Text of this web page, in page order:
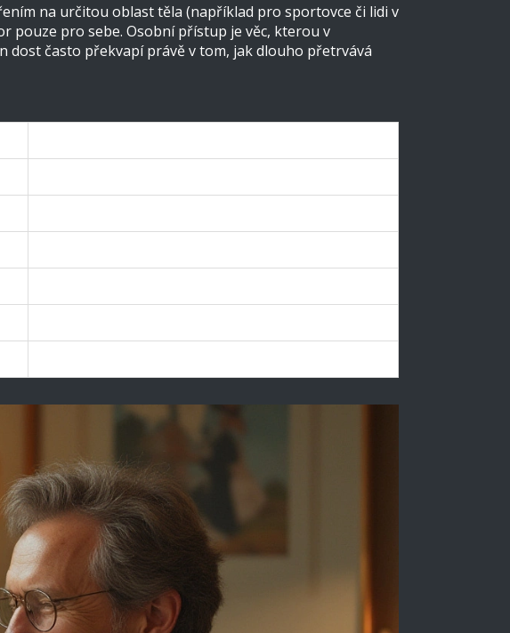
na určitou oblast těla (například pro sportovce či lidi v
pouze pro sebe. Osobní přístup je věc, kterou v
dost často překvapí právě v tom, jak dlouho přetrvává